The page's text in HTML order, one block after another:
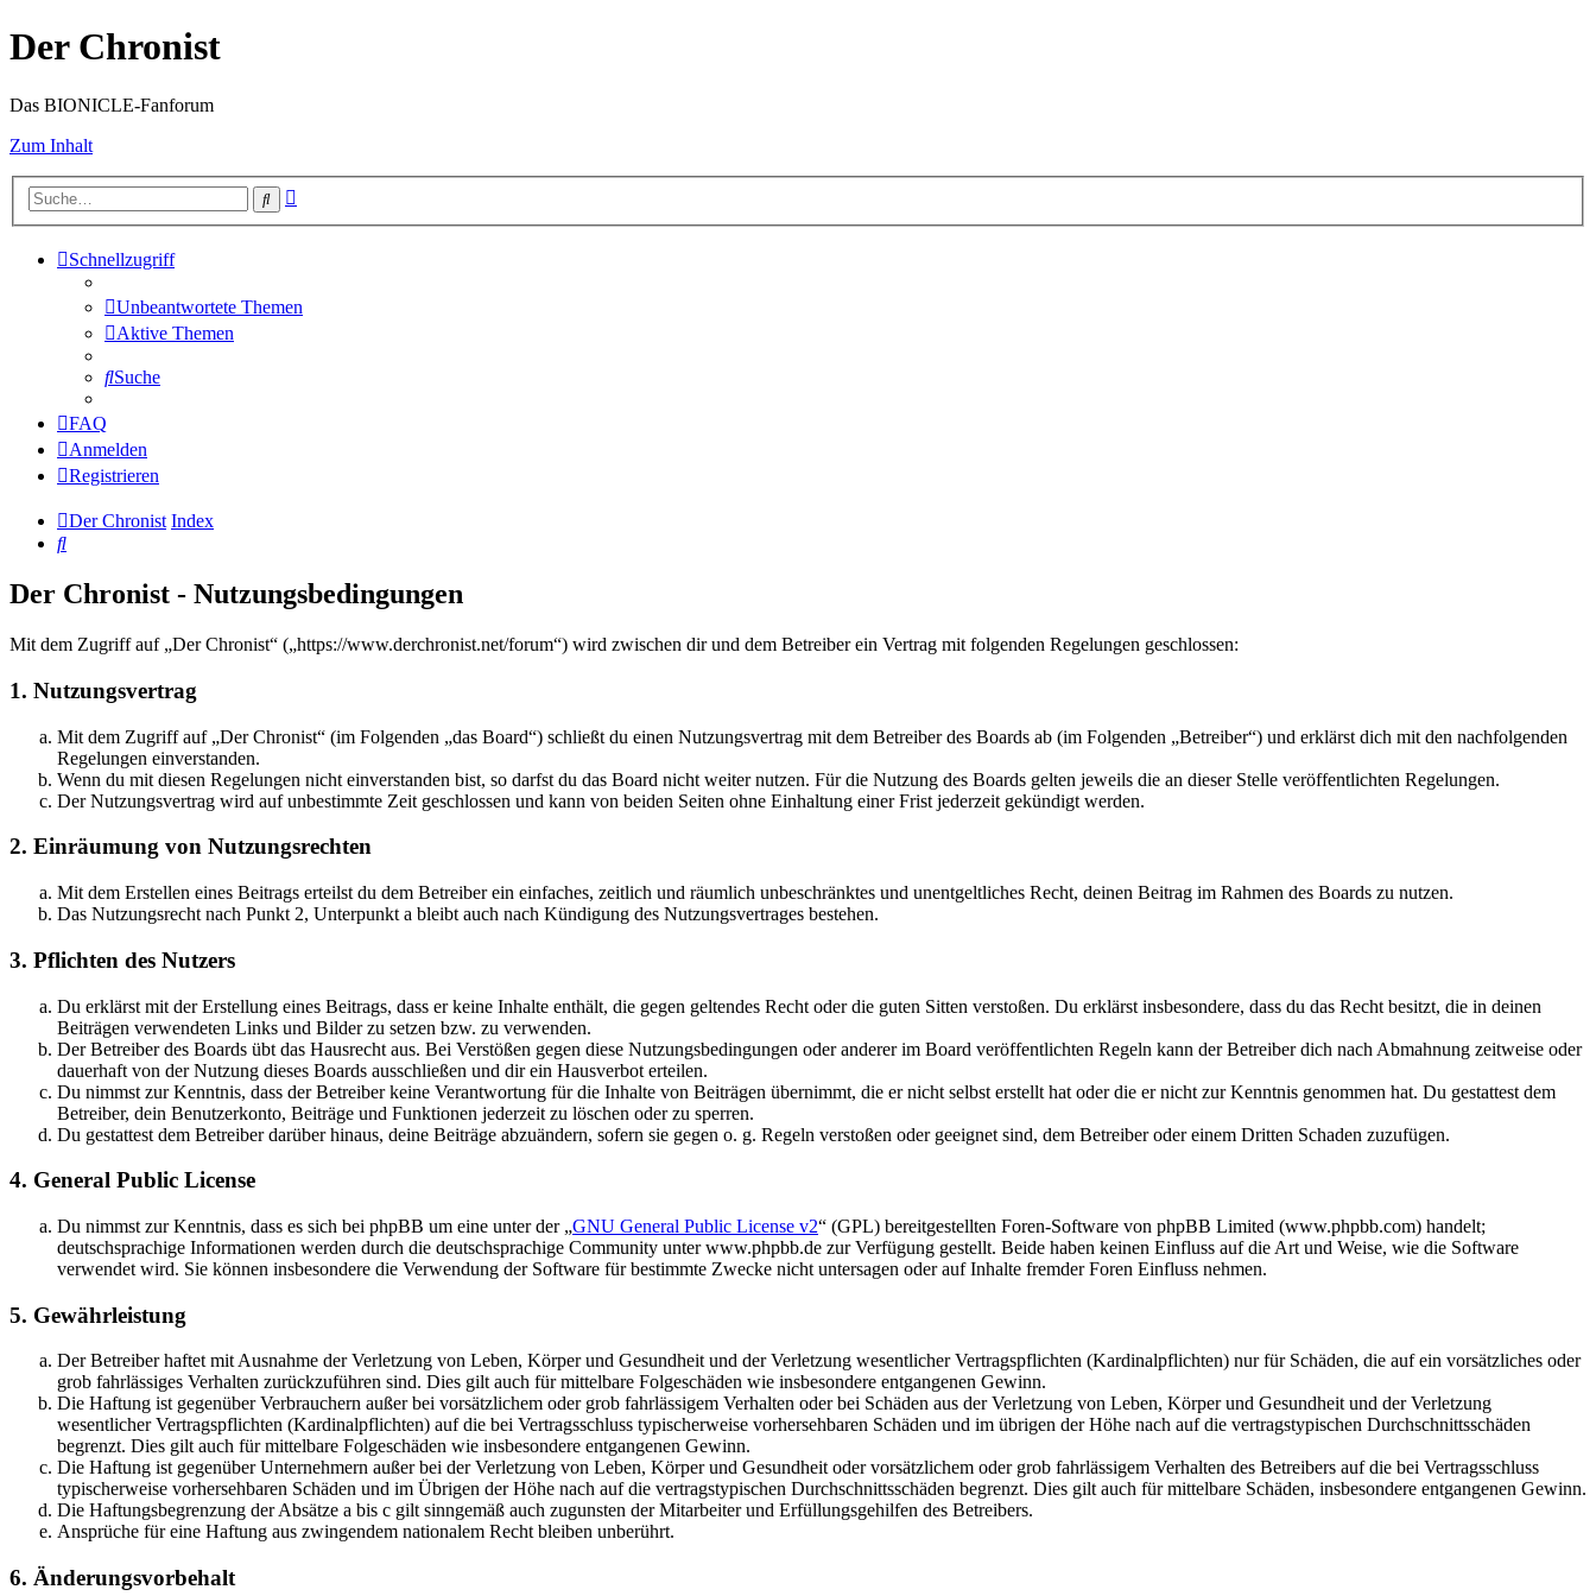
Der Chronist
Das BIONICLE-Fanforum
Zum Inhalt
Suche
Schnellzugriff
Unbeantwortete Themen
Aktive Themen
Suche
FAQ
Anmelden
Registrieren
Der Chronist Index
Suche
Der Chronist - Nutzungsbedingungen
Mit dem Zugriff auf „Der Chronist“ („https://www.derchronist.net/forum“) wird zwischen dir und dem Betreiber ein Vertrag mit folgenden Regelungen geschlossen:
1. Nutzungsvertrag
Mit dem Zugriff auf „Der Chronist“ (im Folgenden „das Board“) schließt du einen Nutzungsvertrag mit dem Betreiber des Boards ab (im Folgenden „Betreiber“) und erklärst dich mit den nachfolgenden
Regelungen einverstanden.
Wenn du mit diesen Regelungen nicht einverstanden bist, so darfst du das Board nicht weiter nutzen. Für die Nutzung des Boards gelten jeweils die an dieser Stelle veröffentlichten Regelungen.
Der Nutzungsvertrag wird auf unbestimmte Zeit geschlossen und kann von beiden Seiten ohne Einhaltung einer Frist jederzeit gekündigt werden.
2. Einräumung von Nutzungsrechten
Mit dem Erstellen eines Beitrags erteilst du dem Betreiber ein einfaches, zeitlich und räumlich unbeschränktes und unentgeltliches Recht, deinen Beitrag im Rahmen des Boards zu nutzen.
Das Nutzungsrecht nach Punkt 2, Unterpunkt a bleibt auch nach Kündigung des Nutzungsvertrages bestehen.
3. Pflichten des Nutzers
Du erklärst mit der Erstellung eines Beitrags, dass er keine Inhalte enthält, die gegen geltendes Recht oder die guten Sitten verstoßen. Du erklärst insbesondere, dass du das Recht besitzt, die in deinen
Beiträgen verwendeten Links und Bilder zu setzen bzw. zu verwenden.
Der Betreiber des Boards übt das Hausrecht aus. Bei Verstößen gegen diese Nutzungsbedingungen oder anderer im Board veröffentlichten Regeln kann der Betreiber dich nach Abmahnung zeitweise oder
dauerhaft von der Nutzung dieses Boards ausschließen und dir ein Hausverbot erteilen.
Du nimmst zur Kenntnis, dass der Betreiber keine Verantwortung für die Inhalte von Beiträgen übernimmt, die er nicht selbst erstellt hat oder die er nicht zur Kenntnis genommen hat. Du gestattest dem
Betreiber, dein Benutzerkonto, Beiträge und Funktionen jederzeit zu löschen oder zu sperren.
Du gestattest dem Betreiber darüber hinaus, deine Beiträge abzuändern, sofern sie gegen o. g. Regeln verstoßen oder geeignet sind, dem Betreiber oder einem Dritten Schaden zuzufügen.
4. General Public License
Du nimmst zur Kenntnis, dass es sich bei phpBB um eine unter der „GNU General Public License v2“ (GPL) bereitgestellten Foren-Software von phpBB Limited (www.phpbb.com) handelt;
deutschsprachige Informationen werden durch die deutschsprachige Community unter www.phpbb.de zur Verfügung gestellt. Beide haben keinen Einfluss auf die Art und Weise, wie die Software
verwendet wird. Sie können insbesondere die Verwendung der Software für bestimmte Zwecke nicht untersagen oder auf Inhalte fremder Foren Einfluss nehmen.
5. Gewährleistung
Der Betreiber haftet mit Ausnahme der Verletzung von Leben, Körper und Gesundheit und der Verletzung wesentlicher Vertragspflichten (Kardinalpflichten) nur für Schäden, die auf ein vorsätzliches oder
grob fahrlässiges Verhalten zurückzuführen sind. Dies gilt auch für mittelbare Folgeschäden wie insbesondere entgangenen Gewinn.
Die Haftung ist gegenüber Verbrauchern außer bei vorsätzlichem oder grob fahrlässigem Verhalten oder bei Schäden aus der Verletzung von Leben, Körper und Gesundheit und der Verletzung
wesentlicher Vertragspflichten (Kardinalpflichten) auf die bei Vertragsschluss typischerweise vorhersehbaren Schäden und im übrigen der Höhe nach auf die vertragstypischen Durchschnittsschäden
begrenzt. Dies gilt auch für mittelbare Folgeschäden wie insbesondere entgangenen Gewinn.
Die Haftung ist gegenüber Unternehmern außer bei der Verletzung von Leben, Körper und Gesundheit oder vorsätzlichem oder grob fahrlässigem Verhalten des Betreibers auf die bei Vertragsschluss
typischerweise vorhersehbaren Schäden und im Übrigen der Höhe nach auf die vertragstypischen Durchschnittsschäden begrenzt. Dies gilt auch für mittelbare Schäden, insbesondere entgangenen Gewinn.
Die Haftungsbegrenzung der Absätze a bis c gilt sinngemäß auch zugunsten der Mitarbeiter und Erfüllungsgehilfen des Betreibers.
Ansprüche für eine Haftung aus zwingendem nationalem Recht bleiben unberührt.
6. Änderungsvorbehalt